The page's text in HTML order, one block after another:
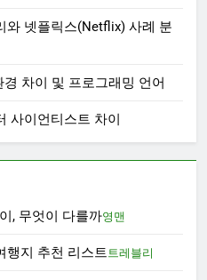
와 넷플릭스(Netflix) 사례 분
차이 및 프로그래밍 언어
사이언티스트 차이
, 무엇이 다를까영맨
행지 추천 리스트트레블리